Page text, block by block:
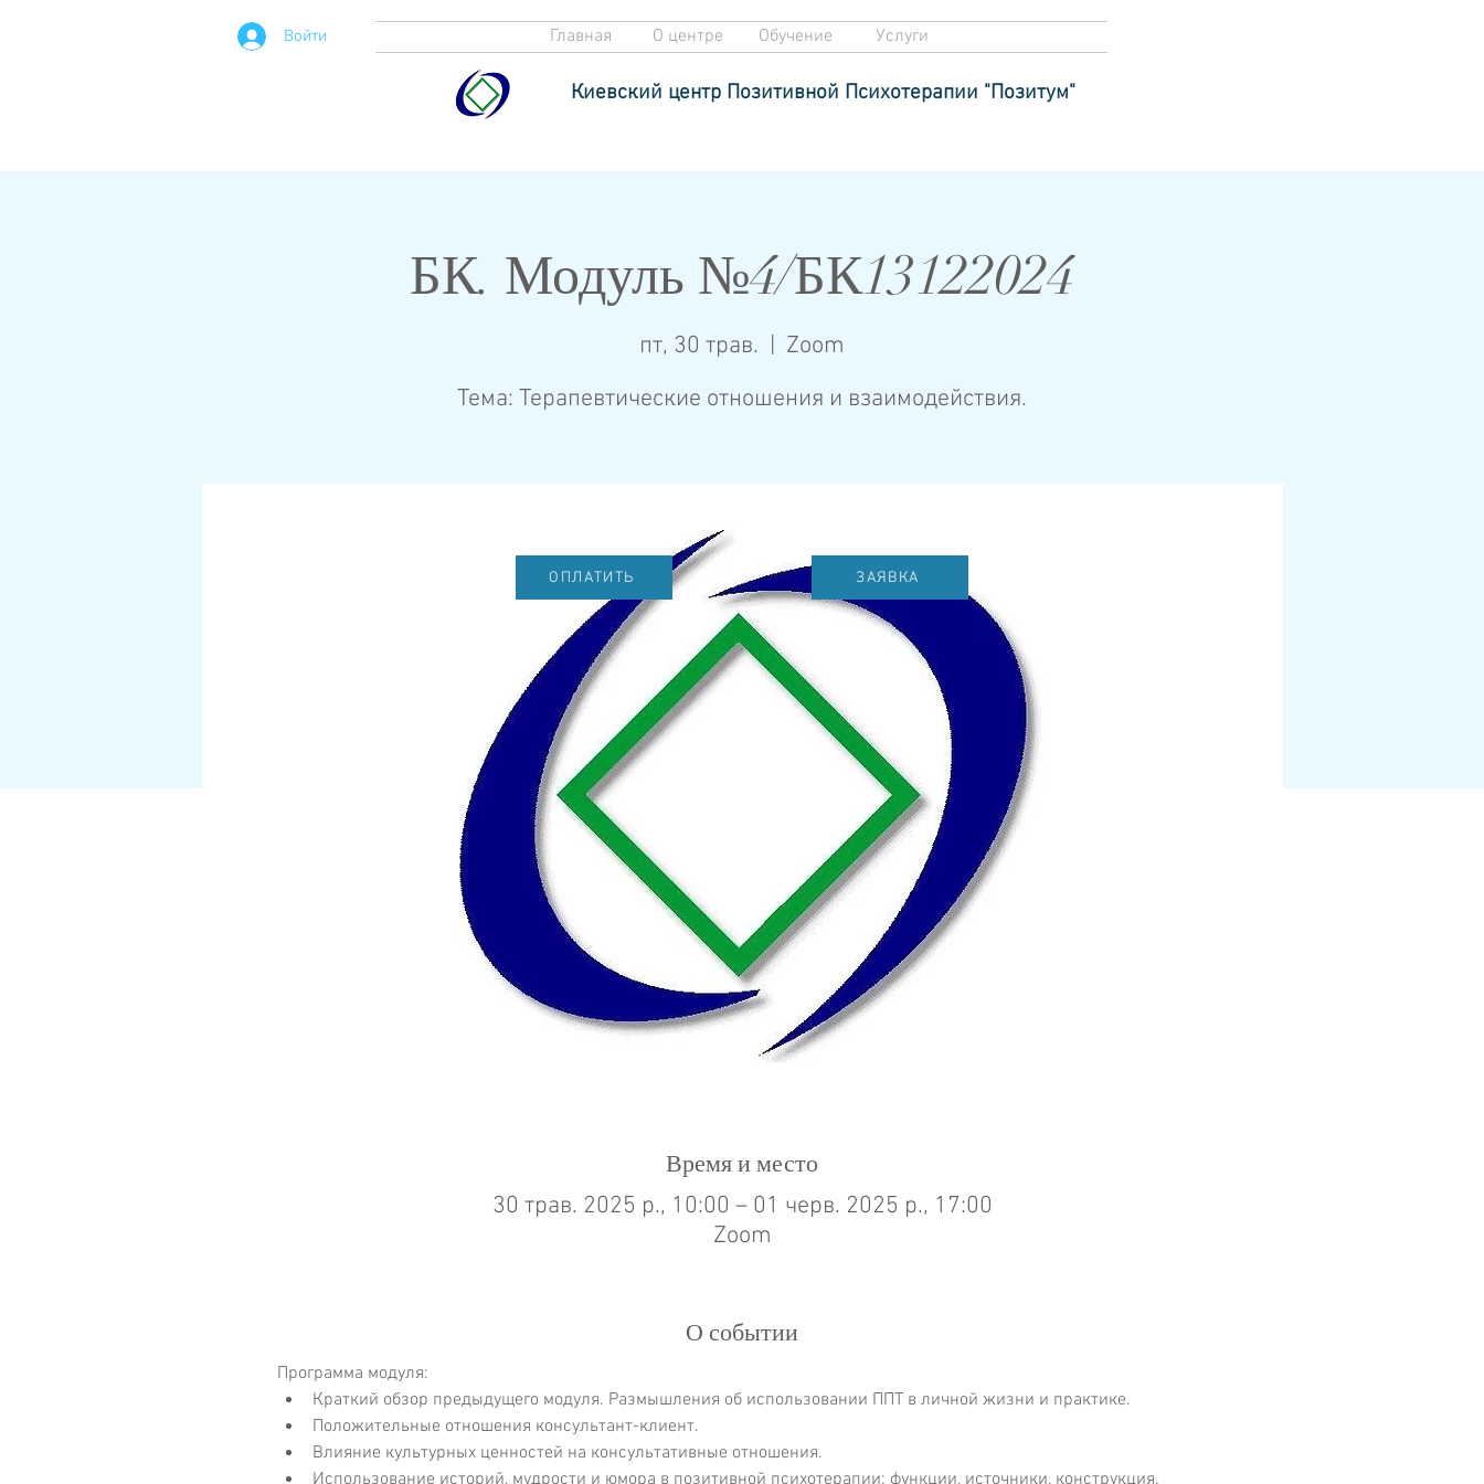
Войти Главная О центре Обучение Услуги
Киевский центр Позитивной Психотерапии "Позитум"
БК. Модуль №4/БК13122024
пт, 30 трав.
  |
Zoom
Тема: Терапевтические отношения и взаимодействия.
Время и место
30 трав. 2025 р., 10:00 – 01 черв. 2025 р., 17:00
Zoom
О событии
Программа модуля:
Краткий обзор предыдущего модуля. Размышления об использовании ППТ в личной жизни и практике.
Положительные отношения консультант-клиент.
Влияние культурных ценностей на консультативные отношения.
Использование историй, мудрости и юмора в позитивной психотерапии: функции, источники, конструкция.
ОПЛАТИТЬ ЗАЯВКА